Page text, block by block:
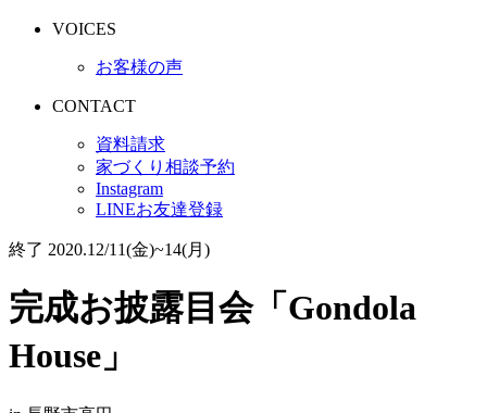
VOICES
お客様の声
CONTACT
資料請求
家づくり相談予約
Instagram
LINEお友達登録
終了 2020.12/11(金)~14(月)
完成お披露目会「Gondola
House」